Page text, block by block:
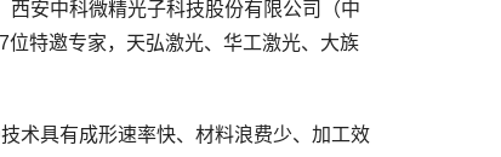
安中科微精光子科技股份有限公司（中
特邀专家，天弘激光、华工激光、大族
具有成形速率快、材料浪费少、加工效